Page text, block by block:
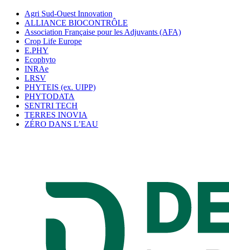
Agri Sud-Ouest Innovation
ALLIANCE BIOCONTRÔLE
Association Française pour les Adjuvants (AFA)
Crop Life Europe
E.PHY
Ecophyto
INRAe
LRSV
PHYTEIS (ex. UIPP)
PHYTODATA
SENTRI TECH
TERRES INOVIA
ZÉRO DANS L’EAU